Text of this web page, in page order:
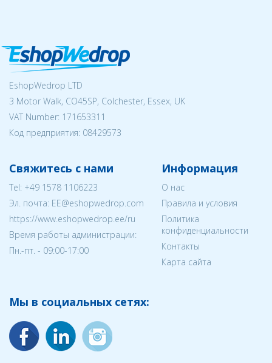
EshopWedrop LTD
3 Motor Walk, CO45SP, Colchester, Essex, UK
VAT Number: 171653311
Код предприятия: 08429573
Свяжитесь с нами
Tel: +49 1578 1106223
Эл. почта: EE@eshopwedrop.com
https://www.eshopwedrop.ee/ru
Время работы администрации:
Пн.-пт. - 09:00-17:00
Информация
О нас
Правила и условия
Политика
конфиденциальности
Контакты
Карта сайта
Мы в социальных сетях: